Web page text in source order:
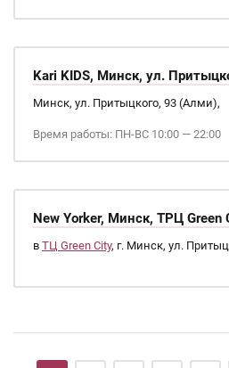
Kari KIDS, Минск, ул.
Минск, ул. Притыцкого, 93 (Алми),
Время работы: ПН-ВС 10:00 — 22:00
New Yorker, Минск, ТРЦ Green
в ТЦ Green City, г. Минск, ул.
Страницы